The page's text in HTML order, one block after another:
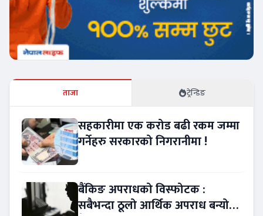
ताजा ट्रेन्डिङ
सहकारीमा एक करोड बढी रकम जम्मा
गर्नेहरु सरकारको निगरानीमा !
बैंकिङ अपराधको विस्फोटक :
सबैभन्दा ठूलो आर्थिक अपराध बन्यो